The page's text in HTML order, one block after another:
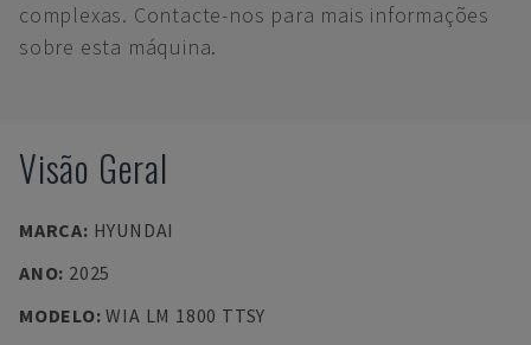
complexas. Contacte-nos para mais informações
sobre esta máquina.
Visão Geral
MARCA: HYUNDAI
ANO: 2025
MODELO:WIA LM 1800 TTSY